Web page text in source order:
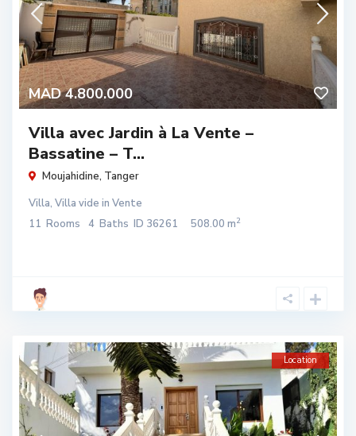
MAD 4.800.000
Villa avec Jardin à La Vente –
Bassatine – T...
Moujahidine, Tanger
Villa, Villa vide in Vente
11 Rooms 4 Baths ID 36261 508.00 m2
Location